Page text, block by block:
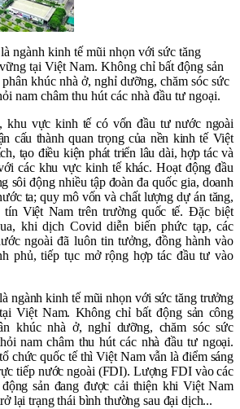
ngành kinh tế mũi nhọn với sức tăng
tại Việt Nam. Không chỉ bất động sản
khúc nhà ở, nghỉ dưỡng, chăm sóc sức
nam châm thu hút các nhà đầu tư ngoại.
khu vực kinh tế có vốn đầu tư nước ngoài
cấu thành quan trọng của nền kinh tế Việt
tạo điều kiện phát triển lâu dài, hợp tác và
các khu vực kinh tế khác. Hoạt động đầu
sôi động nhiều tập đoàn đa quốc gia, doanh
ta; quy mô vốn và chất lượng dự án tăng,
Việt Nam trên trường quốc tế. Đặc biệt
khi dịch Covid diễn biến phức tạp, các
ngoài đã luôn tin tưởng, đồng hành vào
phủ, tiếp tục mở rộng hợp tác đầu tư vào
ngành kinh tế mũi nhọn với sức tăng trưởng
Việt Nam. Không chỉ bất động sản công
khúc nhà ở, nghỉ dưỡng, chăm sóc sức
nam châm thu hút các nhà đầu tư ngoại.
chức quốc tế thì Việt Nam vẫn là điểm sáng
tiếp nước ngoài (FDI). Lượng FDI vào các
sản đang được cải thiện khi Việt Nam
lại trạng thái bình thường sau đại dịch...